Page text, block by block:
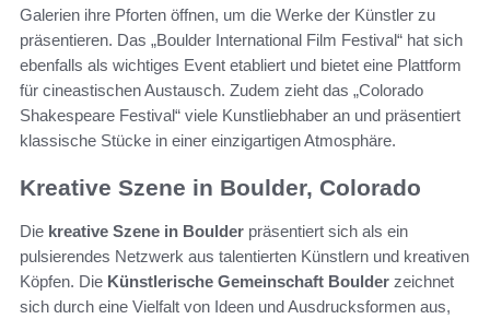
Galerien ihre Pforten öffnen, um die Werke der Künstler zu
präsentieren. Das „Boulder International Film Festival“ hat sich
ebenfalls als wichtiges Event etabliert und bietet eine Plattform
für cineastischen Austausch. Zudem zieht das „Colorado
Shakespeare Festival“ viele Kunstliebhaber an und präsentiert
klassische Stücke in einer einzigartigen Atmosphäre.
Kreative Szene in Boulder, Colorado
Die kreative Szene in Boulder präsentiert sich als ein
pulsierendes Netzwerk aus talentierten Künstlern und kreativen
Köpfen. Die Künstlerische Gemeinschaft Boulder zeichnet
sich durch eine Vielfalt von Ideen und Ausdrucksformen aus,